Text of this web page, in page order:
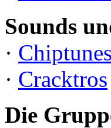
Sounds
· Chiptunes
· Cracktros
Die